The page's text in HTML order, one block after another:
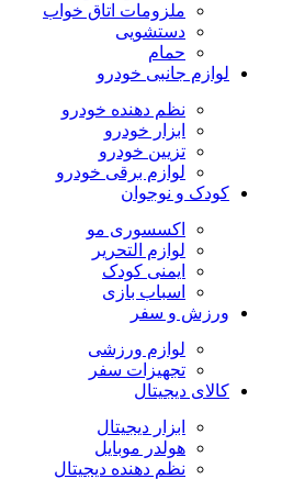
ملزومات اتاق خواب
دستشویی
حمام
لوازم جانبی خودرو
نظم دهنده خودرو
ابزار خودرو
تزیین خودرو
لوازم برقی خودرو
کودک و نوجوان
اکسسوری مو
لوازم التحریر
ایمنی کودک
اسباب بازی
ورزش و سفر
لوازم ورزشی
تجهیزات سفر
کالای دیجیتال
ابزار دیجیتال
هولدر موبایل
نظم دهنده دیجیتال